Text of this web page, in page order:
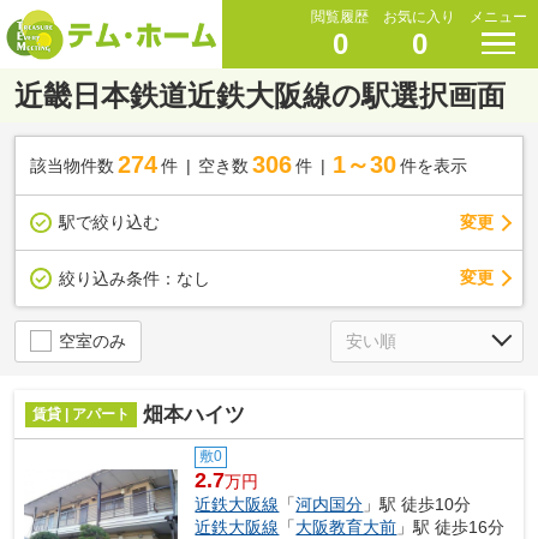
閲覧履歴
0
お気に入り
0
メニュー
近畿日本鉄道近鉄大阪線の駅選択画面
該当物件数 274件 空き数 306 件 1～30 件を表示
駅で絞り込む 変更
絞り込み条件： なし 変更
空室のみ
賃貸 | アパート 畑本ハイツ
敷0
2.7万円
近鉄大阪線 「河内国分 」駅 徒歩10分
近鉄大阪線 「大阪教育大前 」駅 徒歩16分